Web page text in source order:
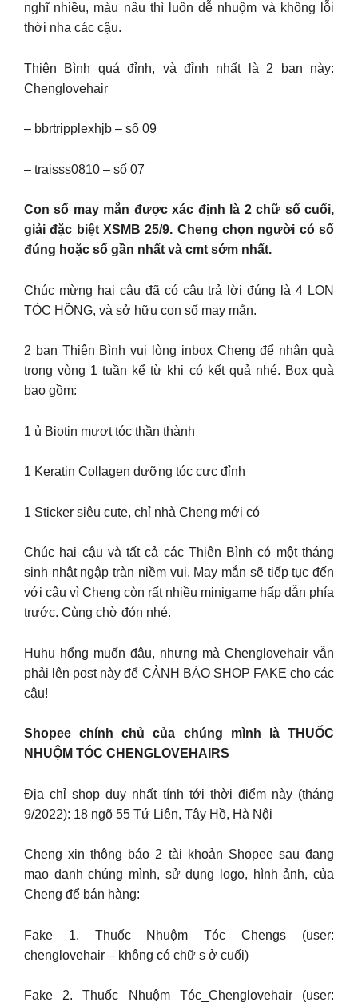
nghĩ nhiều, màu nâu thì luôn dễ nhuộm và không lỗi
thời nha các cậu.
Thiên Bình quá đỉnh, và đỉnh nhất là 2 bạn này:
Chenglovehair
– bbrtripplexhjb – số 09
– traisss0810 – số 07
Con số may mắn được xác định là 2 chữ số cuối,
giải đặc biệt XSMB 25/9. Cheng chọn người có số
đúng hoặc số gần nhất và cmt sớm nhất.
Chúc mừng hai cậu đã có câu trả lời đúng là 4 LỌN
TÓC HỒNG, và sở hữu con số may mắn.
2 bạn Thiên Bình vui lòng inbox Cheng để nhận quà
trong vòng 1 tuần kể từ khi có kết quả nhé. Box quà
bao gồm:
1 ủ Biotin mượt tóc thần thành
1 Keratin Collagen dưỡng tóc cực đỉnh
1 Sticker siêu cute, chỉ nhà Cheng mới có
Chúc hai cậu và tất cả các Thiên Bình có một tháng
sinh nhật ngập tràn niềm vui. May mắn sẽ tiếp tục đến
với cậu vì Cheng còn rất nhiều minigame hấp dẫn phía
trước. Cùng chờ đón nhé.
Huhu hổng muốn đâu, nhưng mà Chenglovehair vẫn
phải lên post này để CẢNH BÁO SHOP FAKE cho các
cậu!
Shopee chính chủ của chúng mình là THUỐC
NHUỘM TÓC CHENGLOVEHAIRS
Địa chỉ shop duy nhất tính tới thời điểm này (tháng
9/2022): 18 ngõ 55 Tứ Liên, Tây Hồ, Hà Nội
Cheng xin thông báo 2 tài khoản Shopee sau đang
mạo danh chúng mình, sử dụng logo, hình ảnh, của
Cheng để bán hàng:
Fake 1. Thuốc Nhuộm Tóc Chengs (user:
chenglovehair – không có chữ s ở cuối)
Fake 2. Thuốc Nhuộm Tóc_Chenglovehair (user: